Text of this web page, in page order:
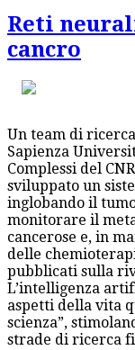
Reti
cancro
Un team di
Sapienza
Complessi del
sviluppato un
inglobando il
monitorare il
cancerose e, in
delle
pubblicati sulla
L’intelligenza
aspetti della vita
scienza”,
strade di ricerca